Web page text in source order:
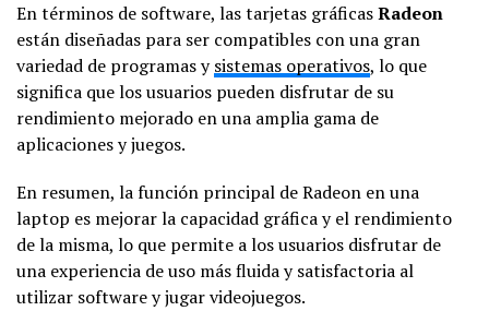
En términos de software, las tarjetas gráficasRadeon
están diseñadas para ser compatibles con una gran
variedad de programas ysistemas operativos, lo que
significa que los usuarios pueden disfrutar de su
rendimiento mejorado en una amplia gama de
aplicaciones y juegos.
En resumen, la función principal de Radeon en una
laptop es mejorar la capacidad gráfica y el rendimiento
de la misma, lo que permite a los usuarios disfrutar de
una experiencia de uso más fluida y satisfactoria al
utilizar software y jugar videojuegos.